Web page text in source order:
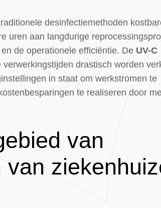
desinfectiemethoden
uren aan langdurige
de operationele efficiëntie. De UV-C
drastisch worden
in staat om werkstromen te
te realiseren door
van